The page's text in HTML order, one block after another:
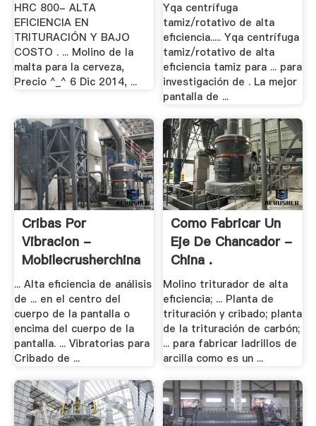
HRC 800- ALTA
EFICIENCIA EN
TRITURACIÓN Y BAJO
COSTO . ... Molino de la
malta para la cerveza,
Precio ^_^ 6 Dic 2014, ...
Yqa centrífuga
tamiz/rotativo de alta
eficiencia..... Yqa centrífuga
tamiz/rotativo de alta
eficiencia tamiz para ... para
investigación de . La mejor
pantalla de ...
Cribas Por
Vibracion -
Mobilecrusherchina
... Alta eficiencia de análisis
de ... en el centro del
cuerpo de la pantalla o
encima del cuerpo de la
pantalla. ... Vibratorias para
Cribado de ...
Como Fabricar Un
Eje De Chancador -
China .
Molino triturador de alta
eficiencia; ... Planta de
trituración y cribado; planta
de la trituración de carbón;
... para fabricar ladrillos de
arcilla como es un ...